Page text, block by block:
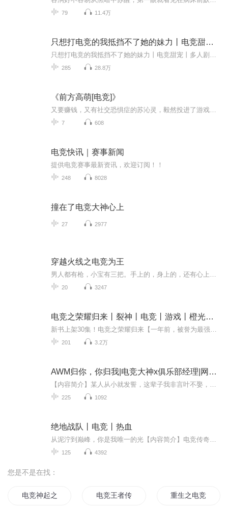
79 11.4万
只想打电竞的我抵挡不了她的妹力丨电竞甜宠丨多人剧
285 28.8万
《前方高萌[电竞]》
7 608
电竞快讯｜赛事新闻
提供电竞赛事最新资讯，欢迎订阅！！
248 8028
撞在了电竞大神心上
27 2977
穿越火线之电竞为王
20 3247
电竞之荣耀归来丨裂神丨电竞丨游戏丨橙光游戏丨多人有声剧
201 3.2万
AWM归你，你归我|电竞大神x俱乐部经理|网游电竞|AI电子书
225 1092
绝地战队丨电竞丨热血
125 4392
您是不是在找：
电竞神起之路 电竞王者传说 重生之电竞男神